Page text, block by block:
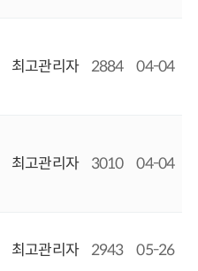
최고관리자 2884 04-04
최고관리자 3010 04-04
최고관리자 2943 05-26